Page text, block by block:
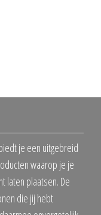
je een uitgebreid
waarop je je
laten plaatsen. De
die jij hebt